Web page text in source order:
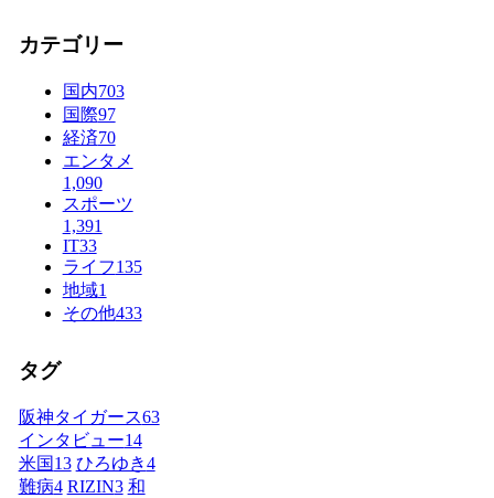
カテゴリー
国内703
国際97
経済70
エンタメ
1,090
スポーツ
1,391
IT33
ライフ135
地域1
その他433
タグ
阪神タイガース63
インタビュー14
米国13 ひろゆき4
難病4 RIZIN3 和